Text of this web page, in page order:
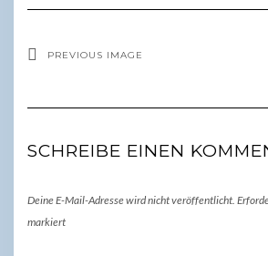
PREVIOUS IMAGE
SCHREIBE EINEN
Deine E-Mail-Adresse wird nicht veröffentlicht.
markiert